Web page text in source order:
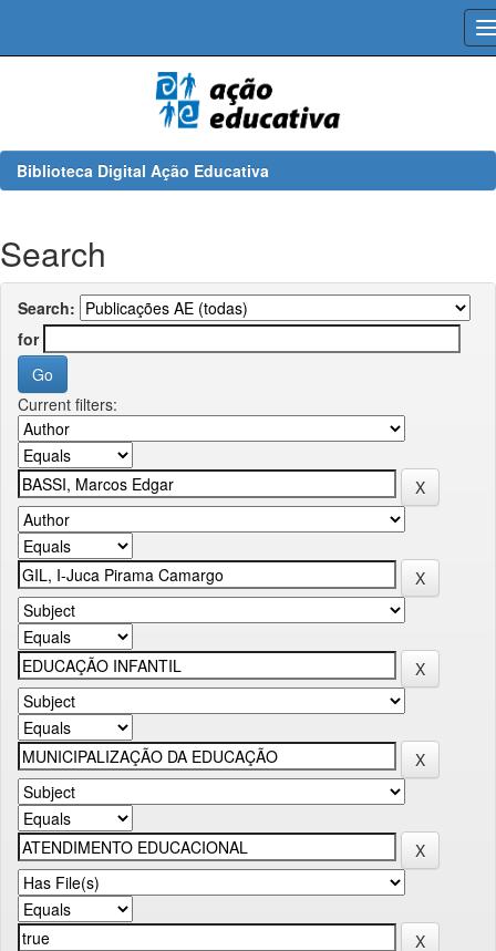
Biblioteca Digital Ação Educativa
Search
Search:
for
Current filters: